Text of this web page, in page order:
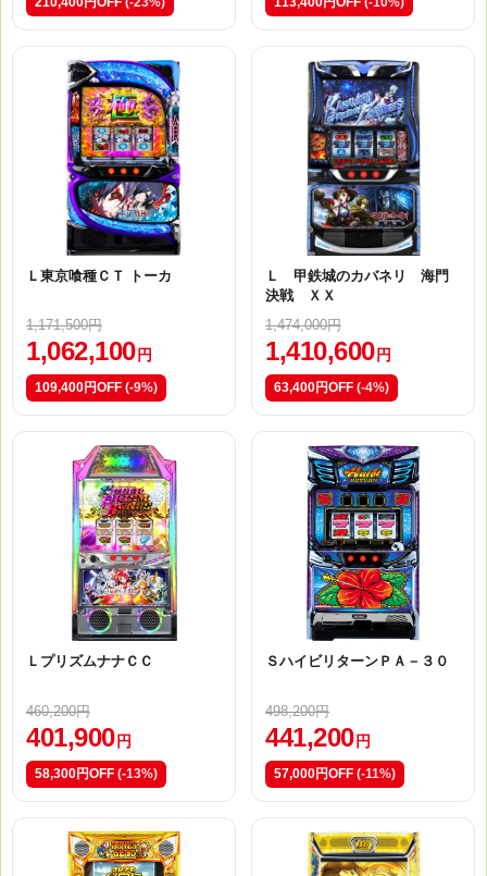
Ｌ東京喰種ＣＴ トーカ
1,171,500円
1,062,100 円
109,400円OFF (-9%)
Ｌ 甲鉄城のカバネリ 海門
決戦 ＸＸ
1,474,000円
1,410,600 円
63,400円OFF (-4%)
ＬプリズムナナＣＣ
460,200円
401,900円
58,300円OFF (-13%)
ＳハイビリターンＰＡ－３０
498,200円
441,200円
57,000円OFF (-11%)